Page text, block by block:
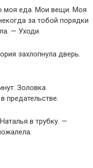
моя еда. Мои вещи. Моя
за тобой порядки
— Уходи.
захлопнула дверь.
Золовка
предательстве.
в трубку. —